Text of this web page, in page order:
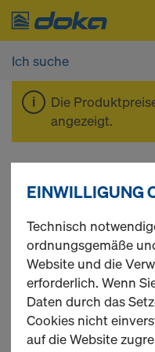
Die
angezeigt.
Konen
103 Produkte gefunden
EINWILLIGUNG
Technisch
ordnungsgemäße
Website und die
erforderlich. Wenn
Daten durch das
Cookies nicht
auf die Website